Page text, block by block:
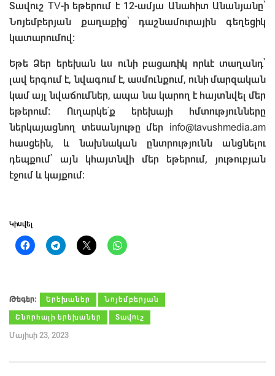
Տավուշ TV-ի եթերում է 12-ամյա Անահիտ Անանյանը՝
Նոյեմբերյան քաղաքից՝ դաշնամուրային գեղեցիկ
կատարումով։
Եթե Ձեր երեխան ևս ունի բացառիկ որևէ տաղանդ՝
լավ երգում է, նվագում է, ասմունքում, ունի մարզական
կամ այլ նվաճումներ, ապա նա կարող է հայտնվել մեր
եթերում։ Ուղարկե՛ք երեխայի հմտությունները
ներկայացնող տեսանյութը մեր info@tavushmedia.am
հասցեին, և նախնական ընտրությունն անցնելու
դեպքում՝ այն կհայտնվի մեր եթերում, յութուբյան
էջում և կայքում։
Կիսվել
Թեգեր։ Երեխաներ Նոյեմբերյան
Շնորհալի երեխաներ Տավուշ
Մայիսի 23, 2023